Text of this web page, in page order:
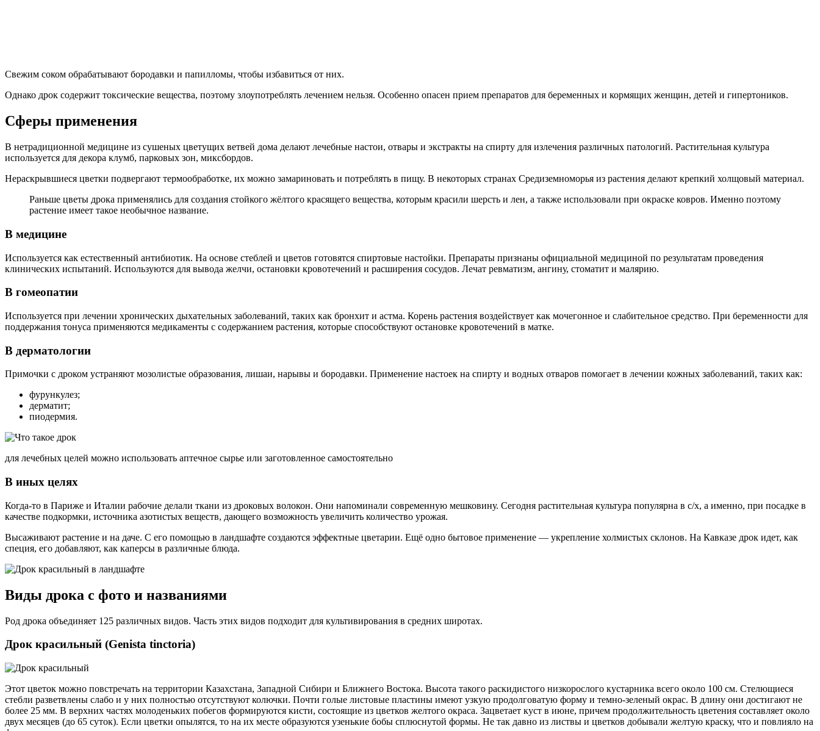
Свежим соком обрабатывают бородавки и папилломы, чтобы избавиться от них.
Однако дрок содержит токсические вещества, поэтому злоупотреблять лечением нельзя. Особенно опасен прием препаратов для беременных и кормящих женщин, детей и гипертоников.
Сферы применения
В нетрадиционной медицине из сушеных цветущих ветвей дома делают лечебные настои, отвары и экстракты на спирту для излечения различных патологий. Растительная культура
используется для декора клумб, парковых зон, миксбордов.
Нераскрывшиеся цветки подвергают термообработке, их можно замариновать и потреблять в пищу. В некоторых странах Средиземноморья из растения делают крепкий холщовый материал.
Раньше цветы дрока применялись для создания стойкого жёлтого красящего вещества, которым красили шерсть и лен, а также использовали при окраске ковров. Именно поэтому
растение имеет такое необычное название.
В медицине
Используется как естественный антибиотик. На основе стеблей и цветов готовятся спиртовые настойки. Препараты признаны официальной медициной по результатам проведения
клинических испытаний. Используются для вывода желчи, остановки кровотечений и расширения сосудов. Лечат ревматизм, ангину, стоматит и малярию.
В гомеопатии
Используется при лечении хронических дыхательных заболеваний, таких как бронхит и астма. Корень растения воздействует как мочегонное и слабительное средство. При беременности для
поддержания тонуса применяются медикаменты с содержанием растения, которые способствуют остановке кровотечений в матке.
В дерматологии
Примочки с дроком устраняют мозолистые образования, лишаи, нарывы и бородавки. Применение настоек на спирту и водных отваров помогает в лечении кожных заболеваний, таких как:
фурункулез;
дерматит;
пиодермия.
для лечебных целей можно использовать аптечное сырье или заготовленное самостоятельно
В иных целях
Когда-то в Париже и Италии рабочие делали ткани из дроковых волокон. Они напоминали современную мешковину. Сегодня растительная культура популярна в с/х, а именно, при посадке в
качестве подкормки, источника азотистых веществ, дающего возможность увеличить количество урожая.
Высаживают растение и на даче. С его помощью в ландшафте создаются эффектные цветарии. Ещё одно бытовое применение — укрепление холмистых склонов. На Кавказе дрок идет, как
специя, его добавляют, как каперсы в различные блюда.
Виды дрока с фото и названиями
Род дрока объединяет 125 различных видов. Часть этих видов подходит для культивирования в средних широтах.
Дрок красильный (Genista tinctoria)
Этот цветок можно повстречать на территории Казахстана, Западной Сибири и Ближнего Востока. Высота такого раскидистого низкорослого кустарника всего около 100 см. Стелющиеся
стебли разветвлены слабо и у них полностью отсутствуют колючки. Почти голые листовые пластины имеют узкую продолговатую форму и темно-зеленый окрас. В длину они достигают не
более 25 мм. В верхних частях молоденьких побегов формируются кисти, состоящие из цветков желтого окраса. Зацветает куст в июне, причем продолжительность цветения составляет около
двух месяцев (до 65 суток). Если цветки опылятся, то на их месте образуются узенькие бобы сплюснутой формы. Не так давно из листвы и цветков добывали желтую краску, что и повлияло на